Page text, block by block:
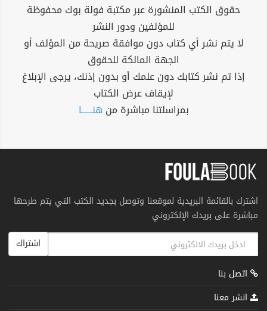
حقوق الكتب المنشورة عبر مكتبة فولة بوك محفوظة
للمؤلفين ودور النشر
لا يتم نشر أي كتاب دون موافقة صريحة من المؤلف أو
الجهة المالكة للحقوق
إذا تم نشر كتابك دون علمك أو بدون إذنك، يرجى الإبلاغ
لإيقاف عرض الكتاب
بمراسلتنا مباشرة من هنــــــا
اشترك بالقائمة البريدية لموقعنا وتوصل بجديد الكتب التي يتم طرحها
مباشرة على بريدك الإلكتروني
اشتراك
اتصل بنا
انشر معنا